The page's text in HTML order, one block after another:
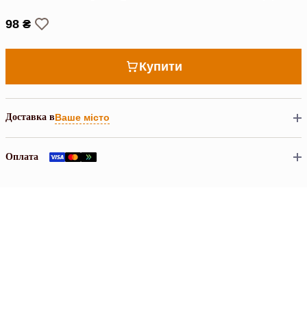
98 ₴
Купити
Доставка вВаше місто
Оплата